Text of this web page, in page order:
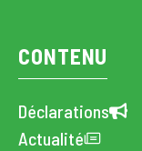
CONTENU
Déclarations
Actualité